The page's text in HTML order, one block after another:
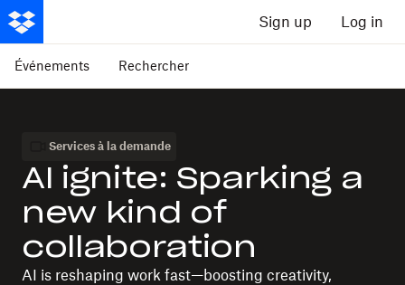
Sign up Log in
Événements Rechercher
Services à la demande
AI ignite: Sparking a
new kind of
collaboration
AI is reshaping work fast—boosting creativity,